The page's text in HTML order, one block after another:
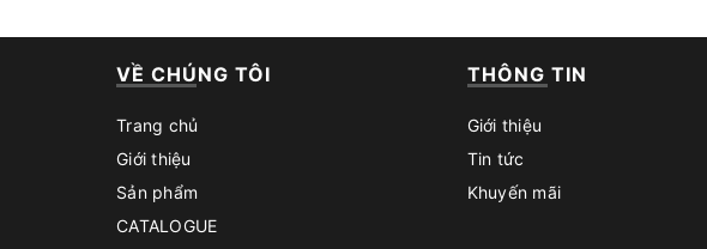
VỀ CHÚNG TÔI
Trang chủ
Giới thiệu
Sản phẩm
CATALOGUE
THÔNG TIN
Giới thiệu
Tin tức
Khuyến mãi